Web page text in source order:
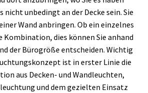
nicht unbedingt an der Decke sein. Sie
Wand anbringen. Ob ein einzelnes
Kombination, dies können Sie anhand
der Bürogröße entscheiden. Wichtig
ist in erster Linie die
aus Decken- und Wandleuchten,
und dem gezielten Einsatz